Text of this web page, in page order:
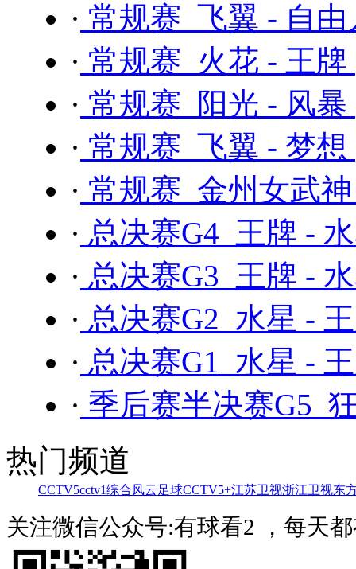
· 常规赛 飞翼 - 自
· 常规赛 火花 - 王牌
· 常规赛 阳光 - 风暴
· 常规赛 飞翼 - 梦想
· 常规赛 金州女武
· 总决赛G4 王牌 -
· 总决赛G3 王牌 -
· 总决赛G2 水星 -
· 总决赛G1 水星 -
· 季后赛半决赛G5
热门频道
CCTV5cctv1综合风云足球CCTV5+江苏卫视浙江卫视东
关注微信公众号:有球看2 ，每天